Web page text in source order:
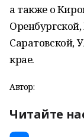
а также о
Саратовской,
крае.
Автор:
Читайте